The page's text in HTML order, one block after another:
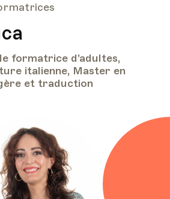
formatrice d’adultes,
italienne, Master en
et traduction